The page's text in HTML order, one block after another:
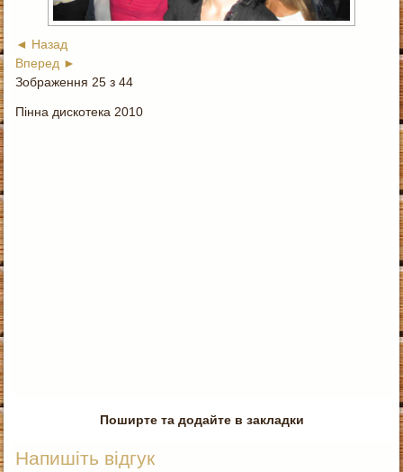
◄ Назад
Вперед ►
Зображення 25 з 44
Пінна дискотека 2010
Поширте та додайте в закладки
Напишіть відгук